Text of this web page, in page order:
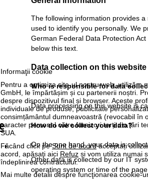
Informaţii cookie
Pentru a optimiza site-ul nostru web, utilizăm
GmbH, le împărtășim și cu partenerii noștri.
despre dispozitivul final și browser. Aceste
individuale de produse, publicitate
consimțământul dumneavoastră (revocabil în
caracter personal către furnizori terți din țări
SUA.
Făcând click peSunt de acordacceptați
acord, apăsaţi aici Refuz și vom utiliza numai
îndeplinirea contractului.
Mai multe detalii despre funcţionarea cookie-
ă
The following information provides
used to identify you personally. We
German Federal Data Protection
below this text.
Data collection on this website
Who is responsible for data
Data processing on this website is
How do we collect your data?
On the one hand, your data is
Other data is collected by our IT
operating system or time of the